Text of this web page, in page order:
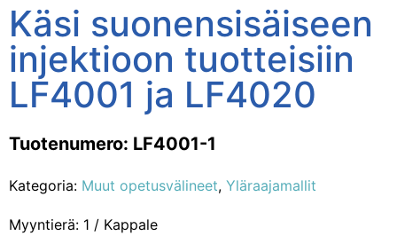
Käsi suonensisäiseen
injektioon tuotteisiin
LF4001 ja LF4020
Tuotenumero: LF4001-1
Kategoria: Muut opetusvälineet, Yläraajamallit
Myyntierä: 1 / Kappale